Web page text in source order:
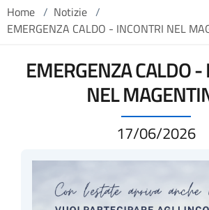
Home / Notizie /
EMERGENZA CALDO - INCONTRI NEL
EMERGENZA CALDO
NEL
17/06/2026